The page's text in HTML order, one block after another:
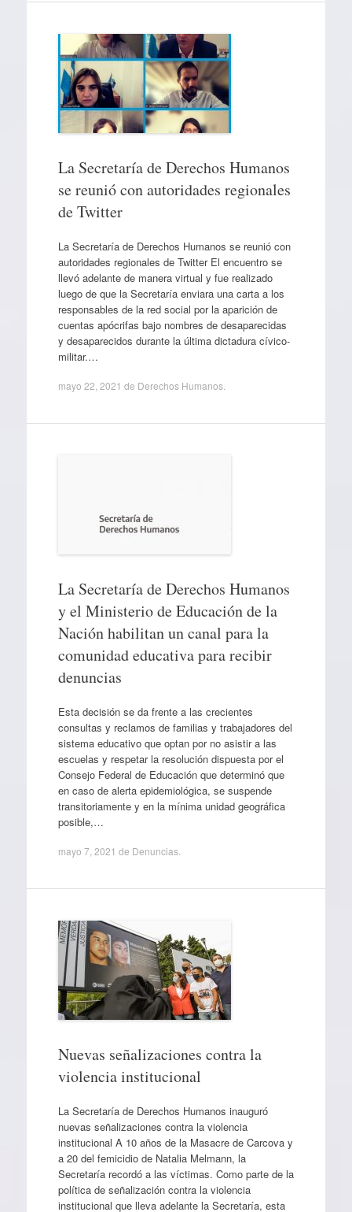
La Secretaría de Derechos Humanos
se reunió con autoridades regionales
de Twitter
La Secretaría de Derechos Humanos se reunió con
autoridades regionales de Twitter El encuentro se
llevó adelante de manera virtual y fue realizado
luego de que la Secretaría enviara una carta a los
responsables de la red social por la aparición de
cuentas apócrifas bajo nombres de desaparecidas
y desaparecidos durante la última dictadura cívico-
militar.…
mayo 22, 2021 de Derechos Humanos.
La Secretaría de Derechos Humanos
y el Ministerio de Educación de la
Nación habilitan un canal para la
comunidad educativa para recibir
denuncias
Esta decisión se da frente a las crecientes
consultas y reclamos de familias y trabajadores del
sistema educativo que optan por no asistir a las
escuelas y respetar la resolución dispuesta por el
Consejo Federal de Educación que determinó que
en caso de alerta epidemiológica, se suspende
transitoriamente y en la mínima unidad geográfica
posible,…
mayo 7, 2021 de Denuncias.
Nuevas señalizaciones contra la
violencia institucional
La Secretaría de Derechos Humanos inauguró
nuevas señalizaciones contra la violencia
institucional A 10 años de la Masacre de Carcova y
a 20 del femicidio de Natalia Melmann, la
Secretaría recordó a las víctimas. Como parte de la
política de señalización contra la violencia
institucional que lleva adelante la Secretaría, esta